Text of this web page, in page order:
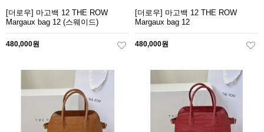
[더로우] 마고백 12 THE ROW
Margaux bag 12 (스웨이드)
480,000원
[더로우] 마고백 12 THE ROW
Margaux bag 12
480,000원